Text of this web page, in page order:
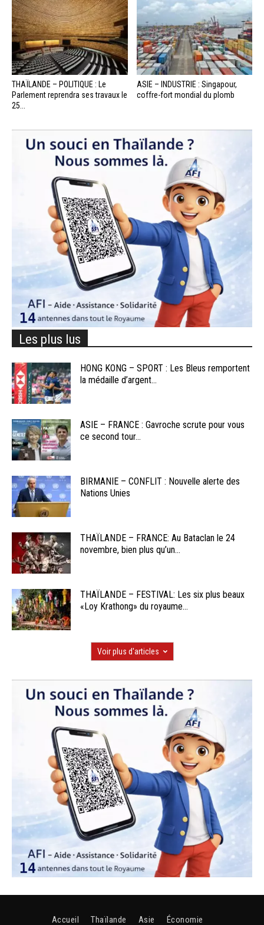
THAÏLANDE – POLITIQUE : Le
Parlement reprendra ses travaux le
25...
ASIE – INDUSTRIE : Singapour,
coffre-fort mondial du plomb
Les plus lus
HONG KONG – SPORT : Les Bleus remportent
la médaille d’argent...
ASIE – FRANCE : Gavroche scrute pour vous
ce second tour...
BIRMANIE – CONFLIT : Nouvelle alerte des
Nations Unies
THAÏLANDE – FRANCE: Au Bataclan le 24
novembre, bien plus qu’un...
THAÏLANDE – FESTIVAL: Les six plus beaux
«Loy Krathong» du royaume...
Voir plus d'articles
Accueil Thaïlande Asie Économie